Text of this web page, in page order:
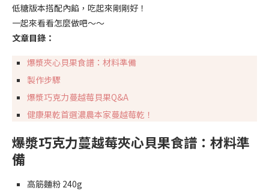
低糖版本搭配內餡，吃起來剛剛好！
一起來看看怎麼做吧～～
文章目錄：
爆漿夾心貝果食譜：材料準備
製作步驟
爆漿巧克力蔓越莓貝果Q&A
健康果乾首選濃農本家蔓越莓乾！
爆漿巧克力蔓越莓夾心貝果食譜：材料準
備
高筋麵粉 240g